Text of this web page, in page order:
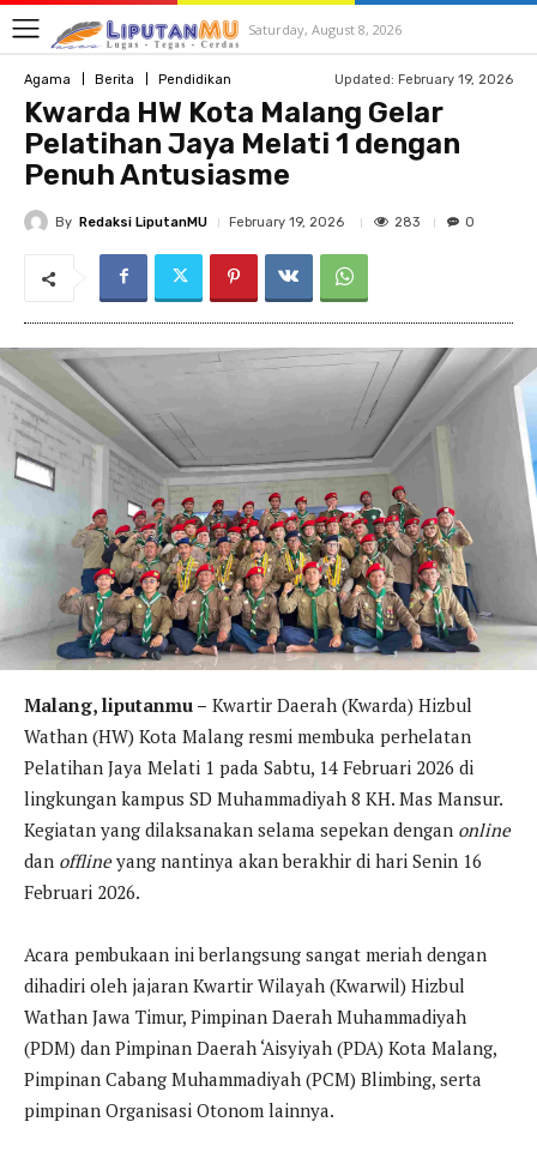
Saturday, August 8, 2026
Agama Berita Pendidikan Updated: February 19, 2026
Kwarda HW Kota Malang Gelar
Pelatihan Jaya Melati 1 dengan
Penuh Antusiasme
By Redaksi LiputanMU February 19, 2026 283 0
Malang, liputanmu – Kwartir Daerah (Kwarda) Hizbul
Wathan (HW) Kota Malang resmi membuka perhelatan
Pelatihan Jaya Melati 1 pada Sabtu, 14 Februari 2026 di
lingkungan kampus SD Muhammadiyah 8 KH. Mas Mansur.
Kegiatan yang dilaksanakan selama sepekan dengan online
dan offlineyang nantinya akan berakhir di hari Senin 16
Februari 2026.
Acara pembukaan ini berlangsung sangat meriah dengan
dihadiri oleh jajaran Kwartir Wilayah (Kwarwil) Hizbul
Wathan Jawa Timur, Pimpinan Daerah Muhammadiyah
(PDM) dan Pimpinan Daerah ‘Aisyiyah (PDA) Kota Malang,
Pimpinan Cabang Muhammadiyah (PCM) Blimbing, serta
pimpinan Organisasi Otonom lainnya.